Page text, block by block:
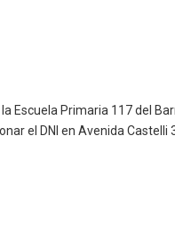
Escuela Primaria 117 del
el DNI en Avenida